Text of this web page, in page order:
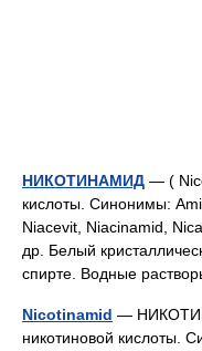
НИКОТИНАМИД — (
кислоты. Синонимы:
Niacevit, Niacinamid,
др. Белый
спирте. Водные
Nicotinamid —
никотиновой кислоты.